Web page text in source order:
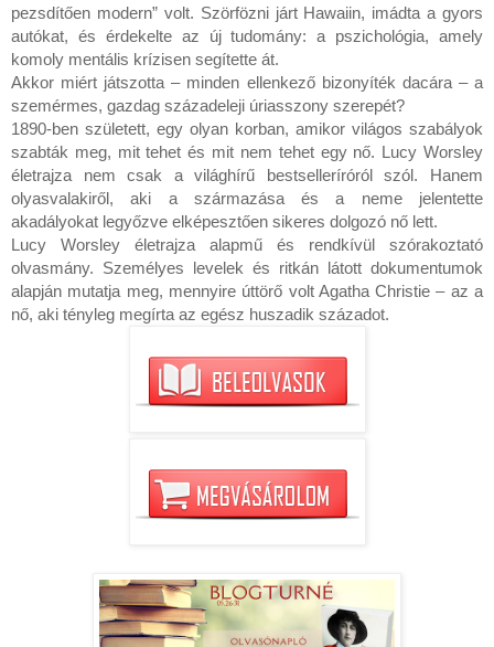
pezsdítően modern” volt. Szörfözni járt Hawaiin, imádta a gyors
autókat, és érdekelte az új tudomány: a pszichológia, amely
komoly mentális krízisen segítette át.
Akkor miért játszotta – minden ellenkező bizonyíték dacára – a
szemérmes, gazdag századeleji úriasszony szerepét?
1890-ben született, egy olyan korban, amikor világos szabályok
szabták meg, mit tehet és mit nem tehet egy nő. Lucy Worsley
életrajza nem csak a világhírű bestselleríróról szól. Hanem
olyasvalakiről, aki a származása és a neme jelentette
akadályokat legyőzve elképesztően sikeres dolgozó nő lett.
Lucy Worsley életrajza alapmű és rendkívül szórakoztató
olvasmány. Személyes levelek és ritkán látott dokumentumok
alapján mutatja meg, mennyire úttörő volt Agatha Christie – az a